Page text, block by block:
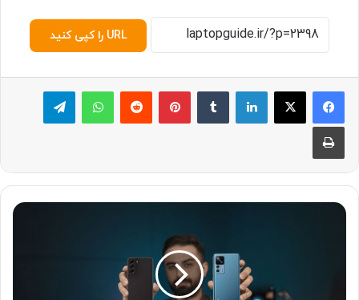
URL را کپی کنید
لینکدین پینترست ‫رددیت واتس آپ
چاپ
گ